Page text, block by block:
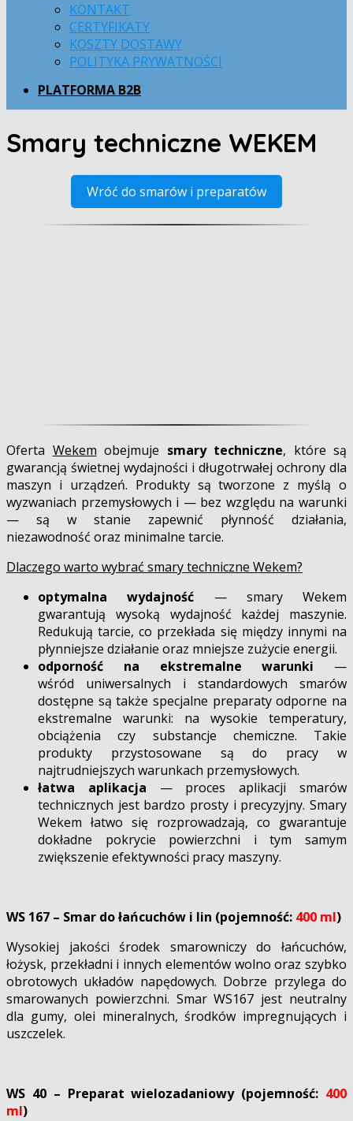
KONTAKT
CERTYFIKATY
KOSZTY DOSTAWY
POLITYKA PRYWATNOŚCI
PLATFORMA B2B
Smary techniczne WEKEM
Wróć do smarów i preparatów
Oferta Wekem obejmuje smary techniczne, które są
gwarancją świetnej wydajności i długotrwałej ochrony dla
maszyn i urządzeń. Produkty są tworzone z myślą o
wyzwaniach przemysłowych i — bez względu na warunki
— są w stanie zapewnić płynność działania,
niezawodność oraz minimalne tarcie.
Dlaczego warto wybrać smary techniczne Wekem?
optymalna wydajność — smary Wekem
gwarantują wysoką wydajność każdej maszynie.
Redukują tarcie, co przekłada się między innymi na
płynniejsze działanie oraz mniejsze zużycie energii.
odporność na ekstremalne warunki —
wśród uniwersalnych i standardowych smarów
dostępne są także specjalne preparaty odporne na
ekstremalne warunki: na wysokie temperatury,
obciążenia czy substancje chemiczne. Takie
produkty przystosowane są do pracy w
najtrudniejszych warunkach przemysłowych.
łatwa aplikacja — proces aplikacji smarów
technicznych jest bardzo prosty i precyzyjny. Smary
Wekem łatwo się rozprowadzają, co gwarantuje
dokładne pokrycie powierzchni i tym samym
zwiększenie efektywności pracy maszyny.
WS 167 – Smar do łańcuchów i lin (pojemność: 400 ml)
Wysokiej jakości środek smarowniczy do łańcuchów,
łożysk, przekładni i innych elementów wolno oraz szybko
obrotowych układów napędowych. Dobrze przylega do
smarowanych powierzchni. Smar WS167 jest neutralny
dla gumy, olei mineralnych, środków impregnujących i
uszczelek.
WS 40 – Preparat wielozadaniowy (pojemność: 400
ml)